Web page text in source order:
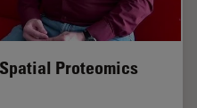
Proteomics